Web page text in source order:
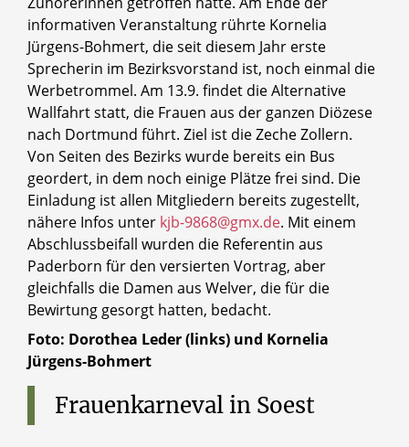
informativen Veranstaltung rührte Kornelia
Jürgens-Bohmert, die seit diesem Jahr erste
Sprecherin im Bezirksvorstand ist, noch einmal die
Werbetrommel. Am 13.9. findet die Alternative
Wallfahrt statt, die Frauen aus der ganzen Diözese
nach Dortmund führt. Ziel ist die Zeche Zollern.
Von Seiten des Bezirks wurde bereits ein Bus
geordert, in dem noch einige Plätze frei sind. Die
Einladung ist allen Mitgliedern bereits zugestellt,
nähere Infos unter kjb-9868@gmx.de. Mit einem
Abschlussbeifall wurden die Referentin aus
Paderborn für den versierten Vortrag, aber
gleichfalls die Damen aus Welver, die für die
Bewirtung gesorgt hatten, bedacht.
Foto: Dorothea Leder (links) und Kornelia
Jürgens-Bohmert
Frauenkarneval in Soest